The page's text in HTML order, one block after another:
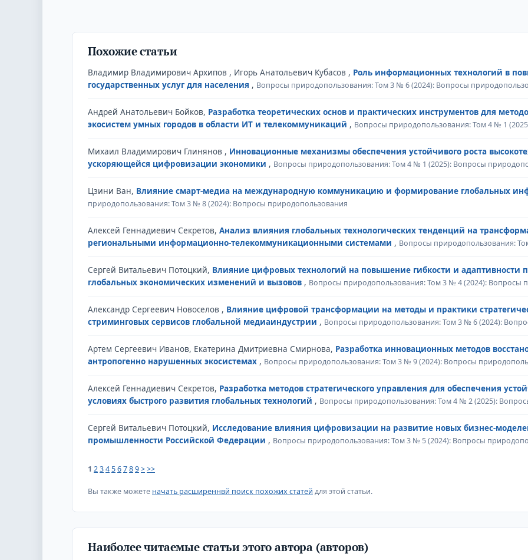
Похожие статьи
Владимир Владимирович Архипов , Игорь Анатольевич Кубасов , Роль информационных технологий в
государственных услуг для населения , Вопросы природопользования: Том 3 № 6 (2024): Вопросы
Андрей Анатольевич Бойков, Разработка теоретических основ и практических инструментов для
экосистем умных городов в области ИТ и телекоммуникаций , Вопросы природопользования: Том 4 № 1
Михаил Владимирович Глинянов , Инновационные механизмы обеспечения устойчивого роста
ускоряющейся цифровизации экономики , Вопросы природопользования: Том 4 № 1 (2025): Вопросы
Цзини Ван, Влияние смарт-медиа на международную коммуникацию и формирование глобальных
природопользования: Том 3 № 8 (2024): Вопросы природопользования
Алексей Геннадиевич Секретов, Анализ влияния глобальных технологических тенденций на
региональными информационно-телекоммуникационными системами , Вопросы природопользования:
Сергей Витальевич Потоцкий, Влияние цифровых технологий на повышение гибкости и
глобальных экономических изменений и вызовов , Вопросы природопользования: Том 3 № 4 (2024): Вопросы
Александр Сергеевич Новоселов , Влияние цифровой трансформации на методы и практики
стриминговых сервисов глобальной медиаиндустрии , Вопросы природопользования: Том 3 № 6 (2024):
Артем Сергеевич Иванов, Екатерина Дмитриевна Смирнова, Разработка инновационных методов
антропогенно нарушенных экосистемах , Вопросы природопользования: Том 3 № 9 (2024): Вопросы
Алексей Геннадиевич Секретов, Разработка методов стратегического управления для обеспечения
условиях быстрого развития глобальных технологий , Вопросы природопользования: Том 4 № 2 (2025):
Сергей Витальевич Потоцкий, Исследование влияния цифровизации на развитие новых бизнес-
промышленности Российской Федерации , Вопросы природопользования: Том 3 № 5 (2024): Вопросы
1 23456789>>>
Вы также можете начать расширеннвй поиск похожих статей для этой статьи.
Наиболее читаемые статьи этого автора (авторов)